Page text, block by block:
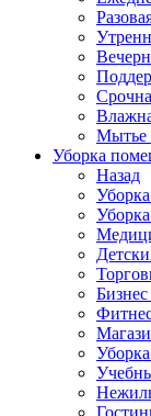
Мытье
Уборка
Назад